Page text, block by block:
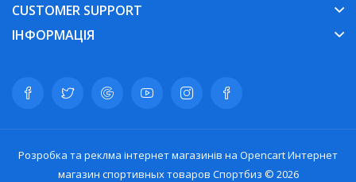
CUSTOMER SUPPORT
ІНФОРМАЦІЯ
Розробка та реклма інтернет магазинів на OpencartИнтернет
магазин спортивных товаров Спортбиз © 2026